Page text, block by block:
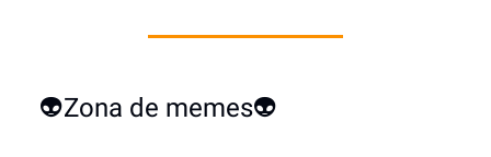
👽Zona de memes👽